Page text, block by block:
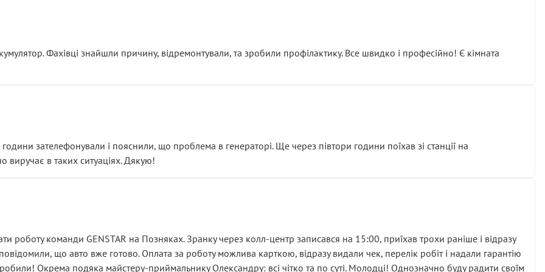
із головним гальмівним циліндром у зборі.
і тоді сервіс наче справив хороше враження. Але згодом знайшов декілька гайок під лобовим склом. Мені
хвилюватися. ( надіюсь новий власник, не застяг в полі))
підірвав.
а “аби швидше і дорожче”. Саме це і псує загальне враження та бажання повертатися.
Фахівці знайшли причину, відремонтували, та зробили профілактику. Все швидко і професійно! Є кімната
зателефонували і пояснили, що проблема в генераторі. Ще через півтори години поїхав зі станції на
виручає в таких ситуаціях. Дякую!
роботу команди GENSTAR на Позняках. Зранку через колл-центр записався на 15:00, приїхав трохи раніше і відразу
що авто вже готово. Оплата за роботу можлива карткою, відразу видали чек, перелік робіт і надали гарантію
Окрема подяка майстеру-приймальнику Олександру: всі чітко та по суті. Молодці! Однозначно буду радити своїм